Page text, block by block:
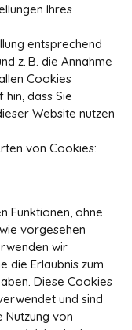
Ihres
entsprechend
z. B. die Annahme
Cookies
hin, dass Sie
Website nutzen
von Cookies:
Funktionen, ohne
vorgesehen
wir
die Erlaubnis zum
Diese Cookies
und sind
Nutzung von